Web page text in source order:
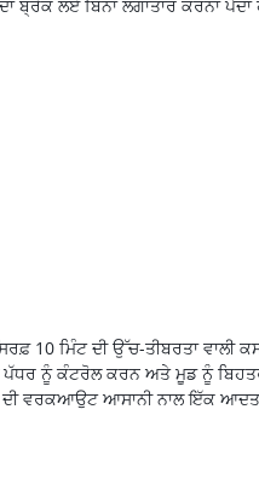
ਲਏ ਬਿਨਾਂ ਲਗਾਤਾਰ ਕਰਨਾ ਪੈਂਦਾ
10 ਮਿੰਟ ਦੀ ਉੱਚ-ਤੀਬਰਤਾ ਵਾਲੀ
ਨੂੰਕੰਟਰੋਲਕਰਨ ਅਤੇ ਮੂਡ ਨੂੰ
ਵਰਕਆਉਟਆਸਾਨੀ ਨਾਲ ਇੱਕ ਆਦਤ